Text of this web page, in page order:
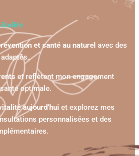
et santé au naturel avec des
et reflètent mon engagement
optimale.
aujourd’hui et explorez mes
personnalisées et des